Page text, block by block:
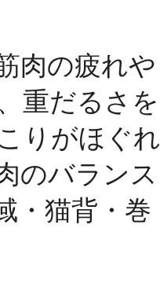
肉の疲れや
重だるさを
りがほぐれ
のバランス
・猫背・巻